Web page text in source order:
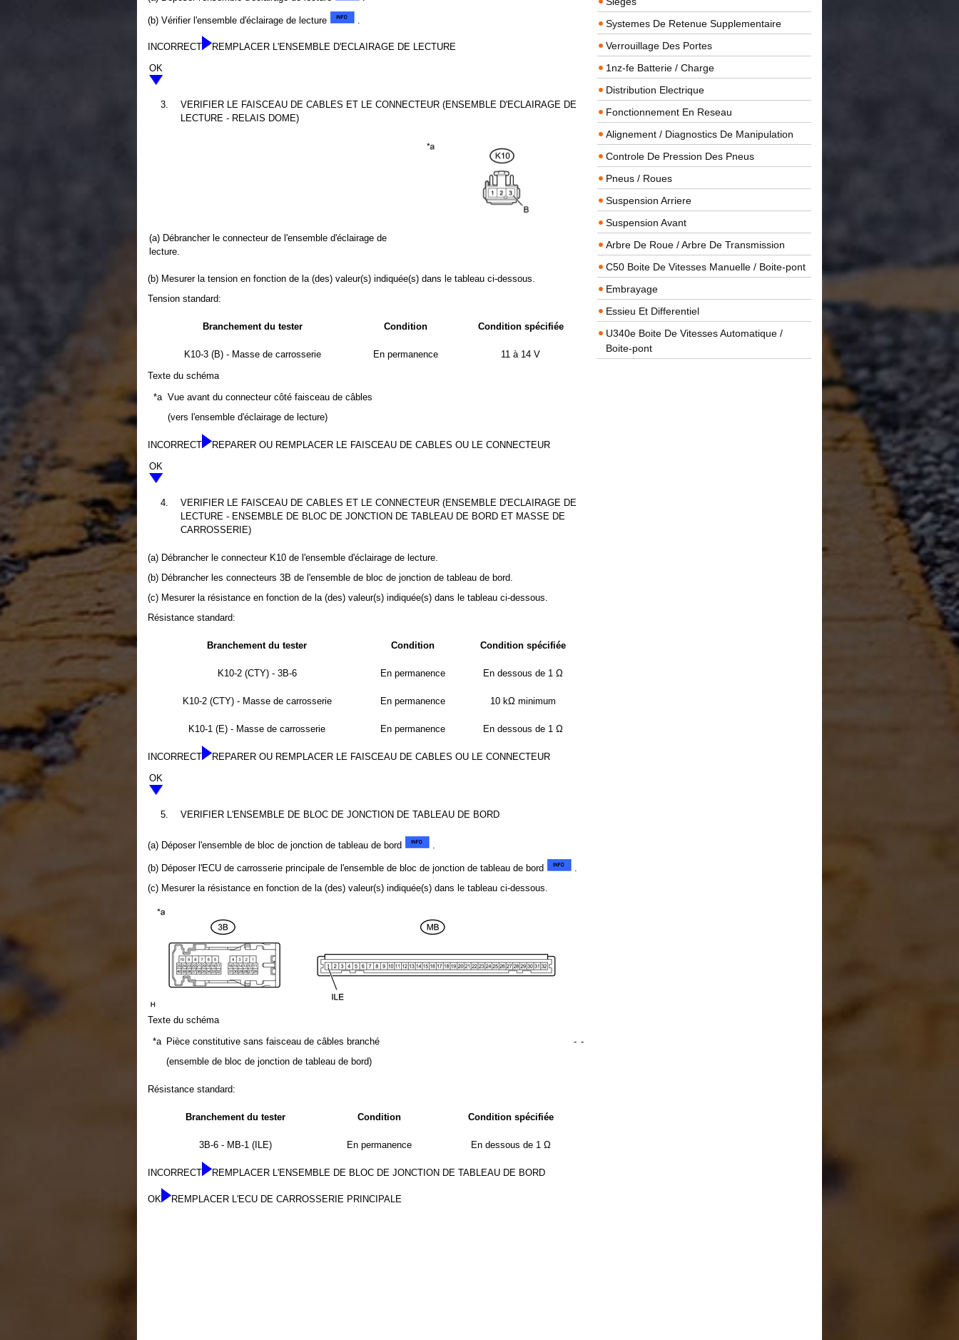
(b) Vérifier l'ensemble d'éclairage de lecture .
INCORRECT
REMPLACER L'ENSEMBLE D'ECLAIRAGE DE LECTURE
OK
3.
VERIFIER LE FAISCEAU DE CABLES ET LE CONNECTEUR (ENSEMBLE D'ECLAIRAGE DE
LECTURE - RELAIS DOME)
(a) Débrancher le connecteur de l'ensemble d'éclairage de
lecture.
(b) Mesurer la tension en fonction de la (des) valeur(s) indiquée(s) dans le tableau ci-dessous.
Tension standard:
Branchement du tester Condition Condition spécifiée
K10-3 (B) - Masse de carrosserie En permanence
11 à 14 V
Texte du schéma
*a Vue avant du connecteur côté faisceau de câbles
(vers l'ensemble d'éclairage de lecture)
INCORRECT
REPARER OU REMPLACER LE FAISCEAU DE CABLES OU LE CONNECTEUR
OK
4.
VERIFIER LE FAISCEAU DE CABLES ET LE CONNECTEUR (ENSEMBLE D'ECLAIRAGE DE
LECTURE - ENSEMBLE DE BLOC DE JONCTION DE TABLEAU DE BORD ET MASSE DE
CARROSSERIE)
(a) Débrancher le connecteur K10 de l'ensemble d'éclairage de lecture.
(b) Débrancher les connecteurs 3B de l'ensemble de bloc de jonction de tableau de bord.
(c) Mesurer la résistance en fonction de la (des) valeur(s) indiquée(s) dans le tableau ci-dessous.
Résistance standard:
Branchement du tester Condition Condition spécifiée
K10-2 (CTY) - 3B-6 En permanence En dessous de 1 Ω
K10-2 (CTY) - Masse de carrosserie En permanence 10 kΩ minimum
K10-1 (E) - Masse de carrosserie En permanence En dessous de 1 Ω
INCORRECT
REPARER OU REMPLACER LE FAISCEAU DE CABLES OU LE CONNECTEUR
OK
5. VERIFIER L'ENSEMBLE DE BLOC DE JONCTION DE TABLEAU DE BORD
(a) Déposer l'ensemble de bloc de jonction de tableau de bord .
(b) Déposer l'ECU de carrosserie principale de l'ensemble de bloc de jonction de tableau de bord
.
(c) Mesurer la résistance en fonction de la (des) valeur(s) indiquée(s) dans le tableau ci-dessous.
Texte du schéma
*a Pièce constitutive sans faisceau de câbles branché
(ensemble de bloc de jonction de tableau de bord)
- -
Résistance standard:
Branchement du tester Condition Condition spécifiée
3B-6 - MB-1 (ILE) En permanence En dessous de 1 Ω
INCORRECT REMPLACER L'ENSEMBLE DE BLOC DE JONCTION DE TABLEAU DE BORD
OK REMPLACER L'ECU DE CARROSSERIE PRINCIPALE
Systemes De Retenue Supplementaire
Verrouillage Des Portes
1nz-fe Batterie / Charge
Distribution Electrique
Fonctionnement En Reseau
Alignement / Diagnostics De Manipulation
Controle De Pression Des Pneus
Pneus / Roues
Suspension Arriere
Suspension Avant
Arbre De Roue / Arbre De Transmission
C50 Boite De Vitesses Manuelle / Boite-pont
Embrayage
Essieu Et Differentiel
U340e Boite De Vitesses Automatique /
Boite-pont